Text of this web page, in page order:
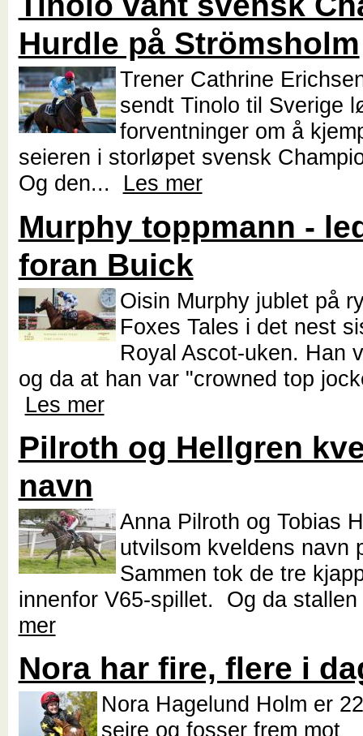
Hurdle på Strömsholm
Trener Cathrine
sendt Tinolo til Sverige
forventninger om å
seieren i storløpet svensk
Og den... Les mer
Murphy toppmann -
foran Buick
Oisin Murphy jublet på
Foxes Tales i det nest
Royal Ascot-uken. Han
og da at han var "crowned top
Les mer
Pilroth og Hellgren
navn
Anna Pilroth og Tobias
utvilsom kveldens navn
Sammen tok de tre
innenfor V65-spillet. Og da
mer
Nora har fire, flere i
Nora Hagelund Holm er
seire og fosser frem mot